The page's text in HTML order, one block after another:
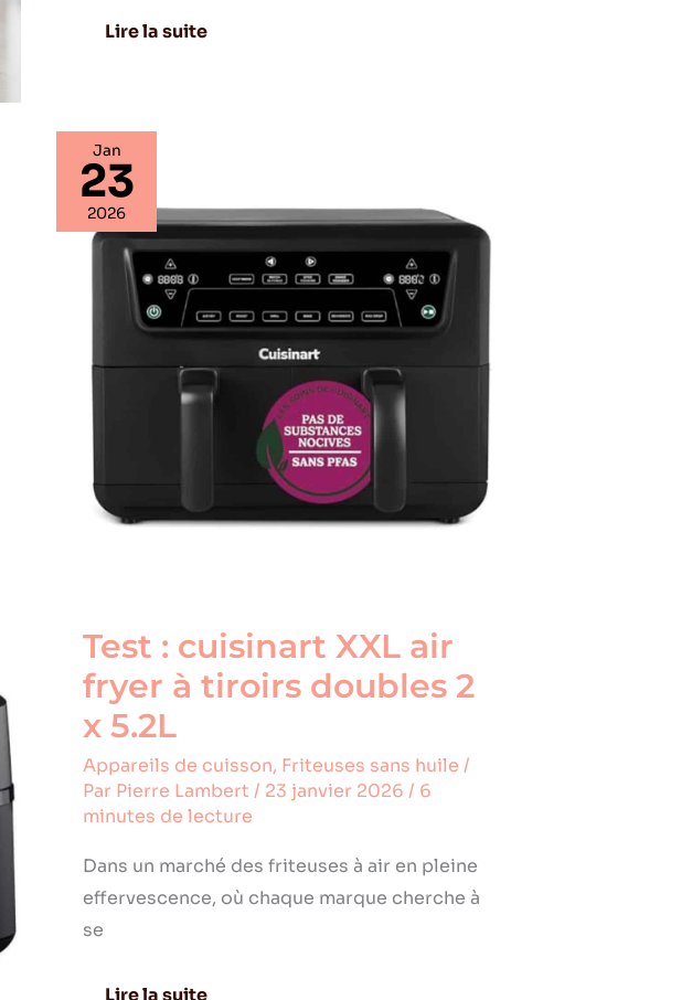
Lire la suite
Jan
23
2026
Test : cuisinart XXL air
fryer à tiroirs doubles 2
x 5.2L
Appareils de cuisson, Friteuses sans huile /
Par Pierre Lambert / 23 janvier 2026 / 6
minutes de lecture
Dans un marché des friteuses à air en pleine
effervescence, où chaque marque cherche à
se
Test
:
cuisinart
XXL
air
fryer
tiroirs
doubles
Lire la suite